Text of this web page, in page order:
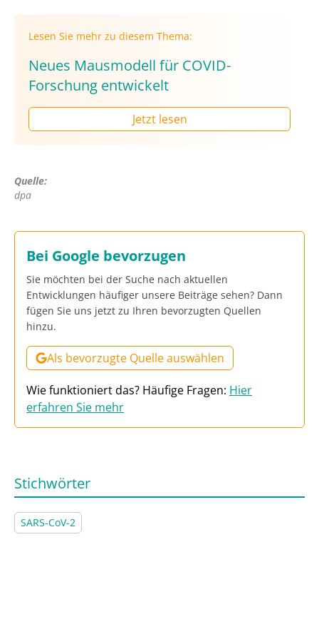
Lesen Sie mehr zu diesem Thema:
Neues Mausmodell für COVID-
Forschung entwickelt
Jetzt lesen
Quelle:
dpa
Bei Google bevorzugen
Sie möchten bei der Suche nach aktuellen
Entwicklungen häufiger unsere Beiträge sehen? Dann
fügen Sie uns jetzt zu Ihren bevorzugten Quellen
hinzu.
Als bevorzugte Quelle auswählen
Wie funktioniert das? Häufige Fragen: Hier
erfahren Sie mehr
Stichwörter
SARS-CoV-2